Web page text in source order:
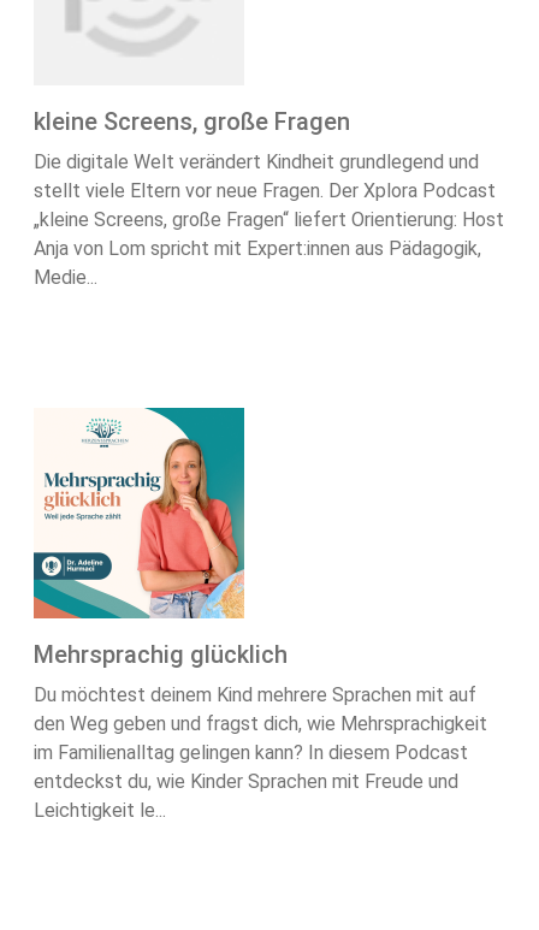
kleine Screens, große Fragen
Die digitale Welt verändert Kindheit grundlegend und
stellt viele Eltern vor neue Fragen. Der Xplora Podcast
„kleine Screens, große Fragen“ liefert Orientierung: Host
Anja von Lom spricht mit Expert:innen aus Pädagogik,
Medie...
Mehrsprachig glücklich
Du möchtest deinem Kind mehrere Sprachen mit auf
den Weg geben und fragst dich, wie Mehrsprachigkeit
im Familienalltag gelingen kann? In diesem Podcast
entdeckst du, wie Kinder Sprachen mit Freude und
Leichtigkeit le...